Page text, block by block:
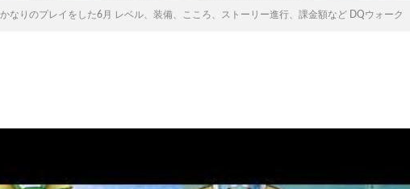
なりのプレイをした6月 レベル、装備、こころ、ストーリー進行、課金額など DQウォーク